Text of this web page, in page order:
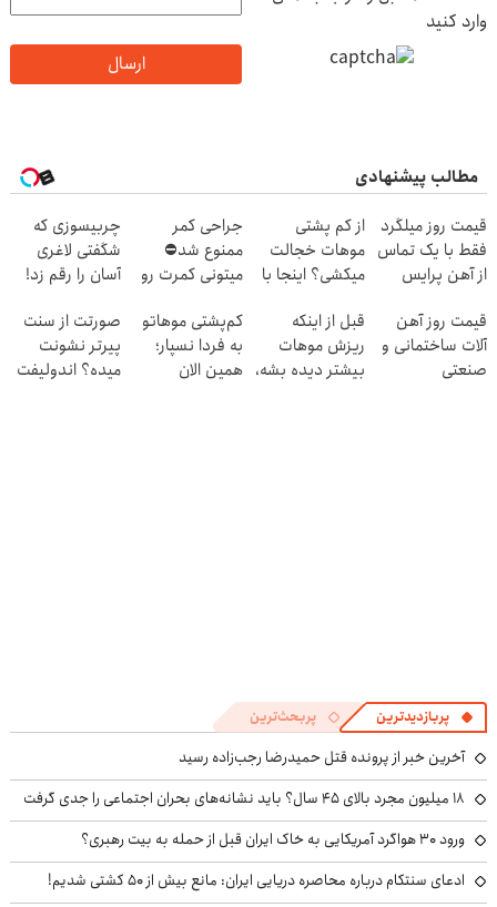
وارد کنید
ارسال
مطالب پیشنهادی
قیمت روز میلگرد
فقط با یک تماس
از آهن پرایس
از کم پشتی
موهات خجالت
میکشی؟ اینجا با
جراحی کمر
ممنوع شد⛔
میتونی کمرت رو
کنی! 👈🏻
پرسش‌نامه
چربیسوزی که
شگفتی لاغری
آسان را رقم زد!
قیمت روز آهن
آلات ساختمانی و
صنعتی
قبل از اینکه
ریزش موهات
بیشتر دیده بشه،
کم‌پشتی موهاتو
به فردا نسپار؛
همین الان
صورتت از سنت
پیرتر نشونت
میده؟ اندولیفت
پربازدیدترین پربحث‌ترین
آخرین خبر از پرونده قتل حمیدرضا رجب‌زاده رسید
۱۸ میلیون مجرد بالای ۴۵ سال؟ باید نشانه‌های بحران اجتماعی را جدی گرفت
ورود ۳۰ هواگرد آمریکایی به خاک ایران قبل از حمله به بیت رهبری؟
ادعای سنتکام درباره محاصره دریایی ایران: مانع بیش از ۵۰ کشتی شدیم!